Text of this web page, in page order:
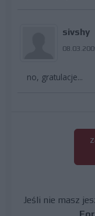
sivshy
no, gratulacje...
Jeśli nie masz